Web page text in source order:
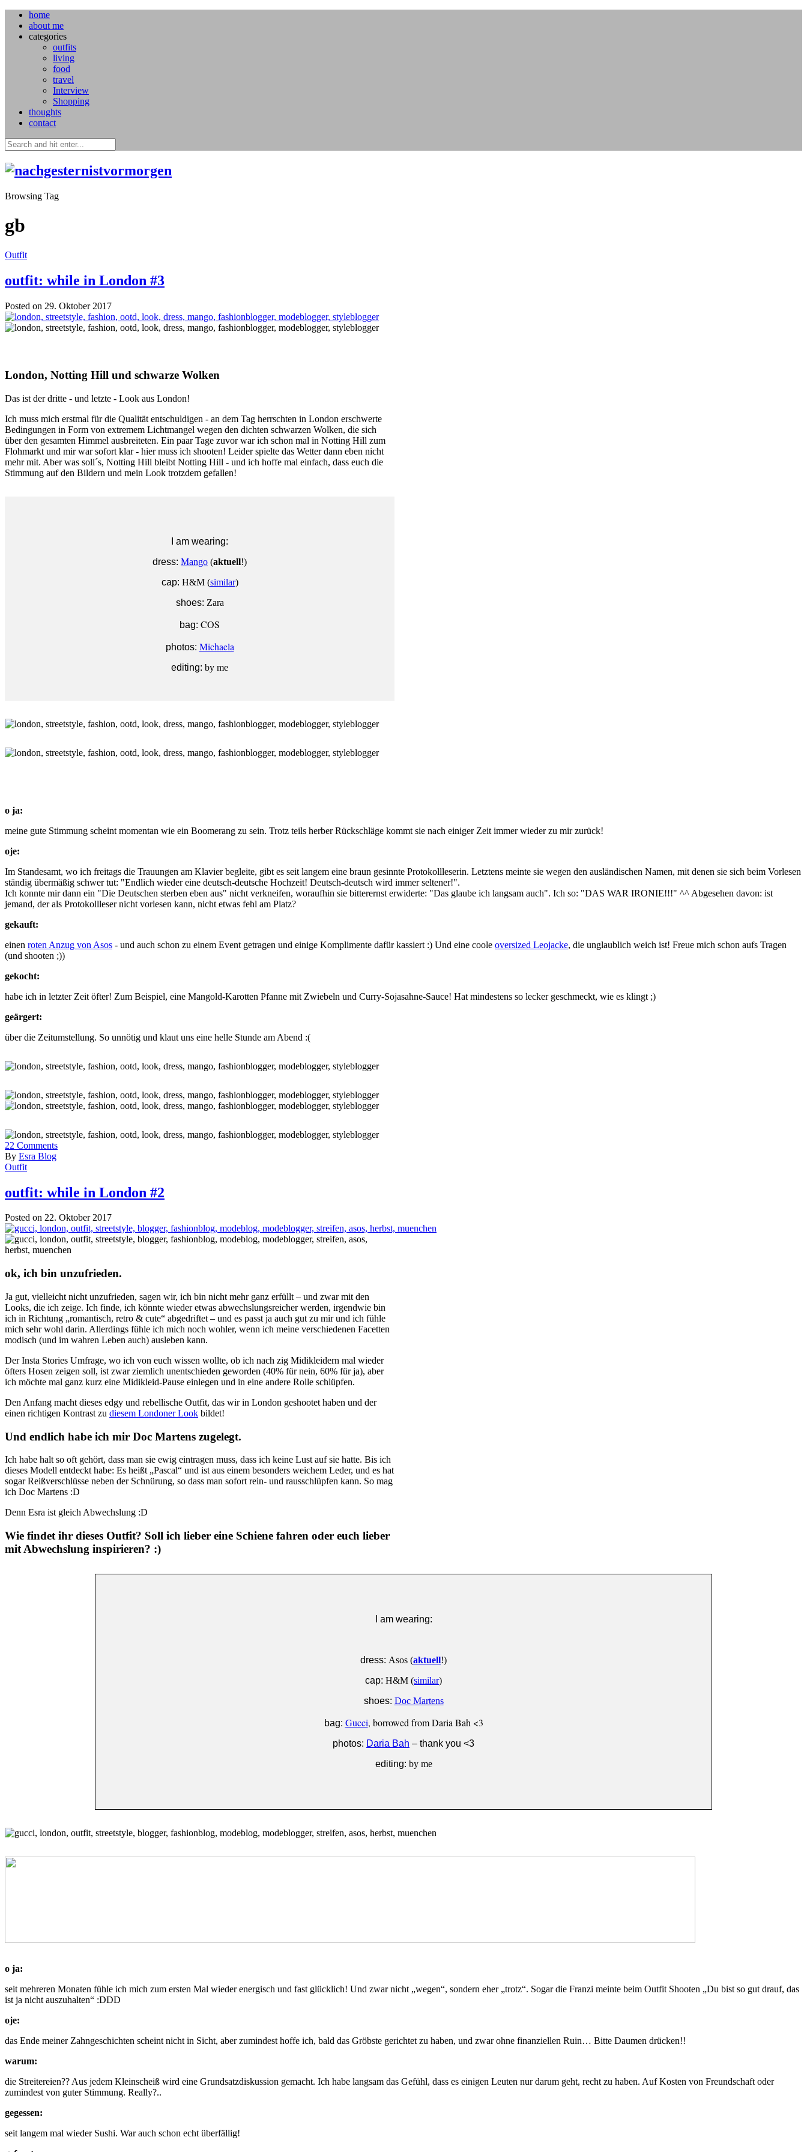
home
about me
categories
outfits
living
food
travel
Interview
Shopping
thoughts
contact
Browsing Tag
gb
Outfit
outfit: while in London #3
Posted on 29. Oktober 2017
London, Notting Hill und schwarze Wolken
Das ist der dritte - und letzte - Look aus London!
Ich muss mich erstmal für die Qualität entschuldigen - an dem Tag herrschten in London erschwerte
Bedingungen in Form von extremem Lichtmangel wegen den dichten schwarzen Wolken, die sich
über den gesamten Himmel ausbreiteten. Ein paar Tage zuvor war ich schon mal in Notting Hill zum
Flohmarkt und mir war sofort klar - hier muss ich shooten! Leider spielte das Wetter dann eben nicht
mehr mit. Aber was soll´s, Notting Hill bleibt Notting Hill - und ich hoffe mal einfach, dass euch die
Stimmung auf den Bildern und mein Look trotzdem gefallen!
I am wearing:
dress: Mango (aktuell!)
cap: H&M (similar)
shoes: Zara
bag: COS
photos: Michaela
editing: by me
o ja:
meine gute Stimmung scheint momentan wie ein Boomerang zu sein. Trotz teils herber Rückschläge kommt sie nach einiger Zeit immer wieder zu mir zurück!
oje:
Im Standesamt, wo ich freitags die Trauungen am Klavier begleite, gibt es seit langem eine braun gesinnte Protokollleserin. Letztens meinte sie wegen den ausländischen Namen, mit denen sie sich beim Vorlesen
ständig übermäßig schwer tut: "Endlich wieder eine deutsch-deutsche Hochzeit! Deutsch-deutsch wird immer seltener!".
Ich konnte mir dann ein "Die Deutschen sterben eben aus" nicht verkneifen, woraufhin sie bitterernst erwiderte: "Das glaube ich langsam auch". Ich so: "DAS WAR IRONIE!!!" ^^ Abgesehen davon: ist
jemand, der als Protokollleser nicht vorlesen kann, nicht etwas fehl am Platz?
gekauft:
einen roten Anzug von Asos - und auch schon zu einem Event getragen und einige Komplimente dafür kassiert :) Und eine coole oversized Leojacke, die unglaublich weich ist! Freue mich schon aufs Tragen
(und shooten ;))
gekocht:
habe ich in letzter Zeit öfter! Zum Beispiel, eine Mangold-Karotten Pfanne mit Zwiebeln und Curry-Sojasahne-Sauce! Hat mindestens so lecker geschmeckt, wie es klingt ;)
geärgert:
über die Zeitumstellung. So unnötig und klaut uns eine helle Stunde am Abend :(
22 Comments
By Esra Blog
Outfit
outfit: while in London #2
Posted on 22. Oktober 2017
ok, ich bin unzufrieden.
Ja gut, vielleicht nicht unzufrieden, sagen wir, ich bin nicht mehr ganz erfüllt – und zwar mit den
Looks, die ich zeige. Ich finde, ich könnte wieder etwas abwechslungsreicher werden, irgendwie bin
ich in Richtung „romantisch, retro & cute“ abgedriftet – und es passt ja auch gut zu mir und ich fühle
mich sehr wohl darin. Allerdings fühle ich mich noch wohler, wenn ich meine verschiedenen Facetten
modisch (und im wahren Leben auch) ausleben kann.
Der Insta Stories Umfrage, wo ich von euch wissen wollte, ob ich nach zig Midikleidern mal wieder
öfters Hosen zeigen soll, ist zwar ziemlich unentschieden geworden (40% für nein, 60% für ja), aber
ich möchte mal ganz kurz eine Midikleid-Pause einlegen und in eine andere Rolle schlüpfen.
Den Anfang macht dieses edgy und rebellische Outfit, das wir in London geshootet haben und der
einen richtigen Kontrast zu diesem Londoner Look bildet!
Und endlich habe ich mir Doc Martens zugelegt.
Ich habe halt so oft gehört, dass man sie ewig eintragen muss, dass ich keine Lust auf sie hatte. Bis ich
dieses Modell entdeckt habe: Es heißt „Pascal“ und ist aus einem besonders weichem Leder, und es hat
sogar Reißverschlüsse neben der Schnürung, so dass man sofort rein- und rausschlüpfen kann. So mag
ich Doc Martens :D
Denn Esra ist gleich Abwechslung :D
Wie findet ihr dieses Outfit? Soll ich lieber eine Schiene fahren oder euch lieber
mit Abwechslung inspirieren? :)
I am wearing:
dress: Asos (aktuell!)
cap: H&M (similar)
shoes: Doc Martens
bag: Gucci, borrowed from Daria Bah <3
photos: Daria Bah – thank you <3
editing: by me
o ja:
seit mehreren Monaten fühle ich mich zum ersten Mal wieder energisch und fast glücklich! Und zwar nicht „wegen“, sondern eher „trotz“. Sogar die Franzi meinte beim Outfit Shooten „Du bist so gut drauf, das
ist ja nicht auszuhalten“ :DDD
oje:
das Ende meiner Zahngeschichten scheint nicht in Sicht, aber zumindest hoffe ich, bald das Gröbste gerichtet zu haben, und zwar ohne finanziellen Ruin… Bitte Daumen drücken!!
warum:
die Streitereien?? Aus jedem Kleinscheiß wird eine Grundsatzdiskussion gemacht. Ich habe langsam das Gefühl, dass es einigen Leuten nur darum geht, recht zu haben. Auf Kosten von Freundschaft oder
zumindest von guter Stimmung. Really?..
gegessen:
seit langem mal wieder Sushi. War auch schon echt überfällig!